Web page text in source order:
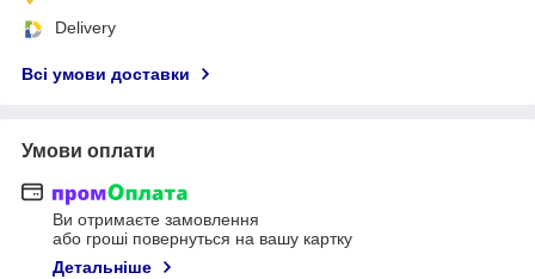
Delivery
Всі умови доставки
Умови оплати
Ви отримаєте замовлення
або гроші повернуться на вашу картку
Детальніше